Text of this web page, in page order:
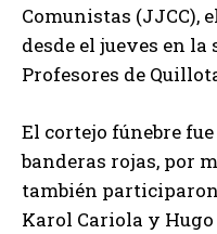
Comunistas (JJCC),
desde el jueves en la
Profesores de
El cortejo fúnebre
banderas rojas, por
también
Karol Cariola y Hugo